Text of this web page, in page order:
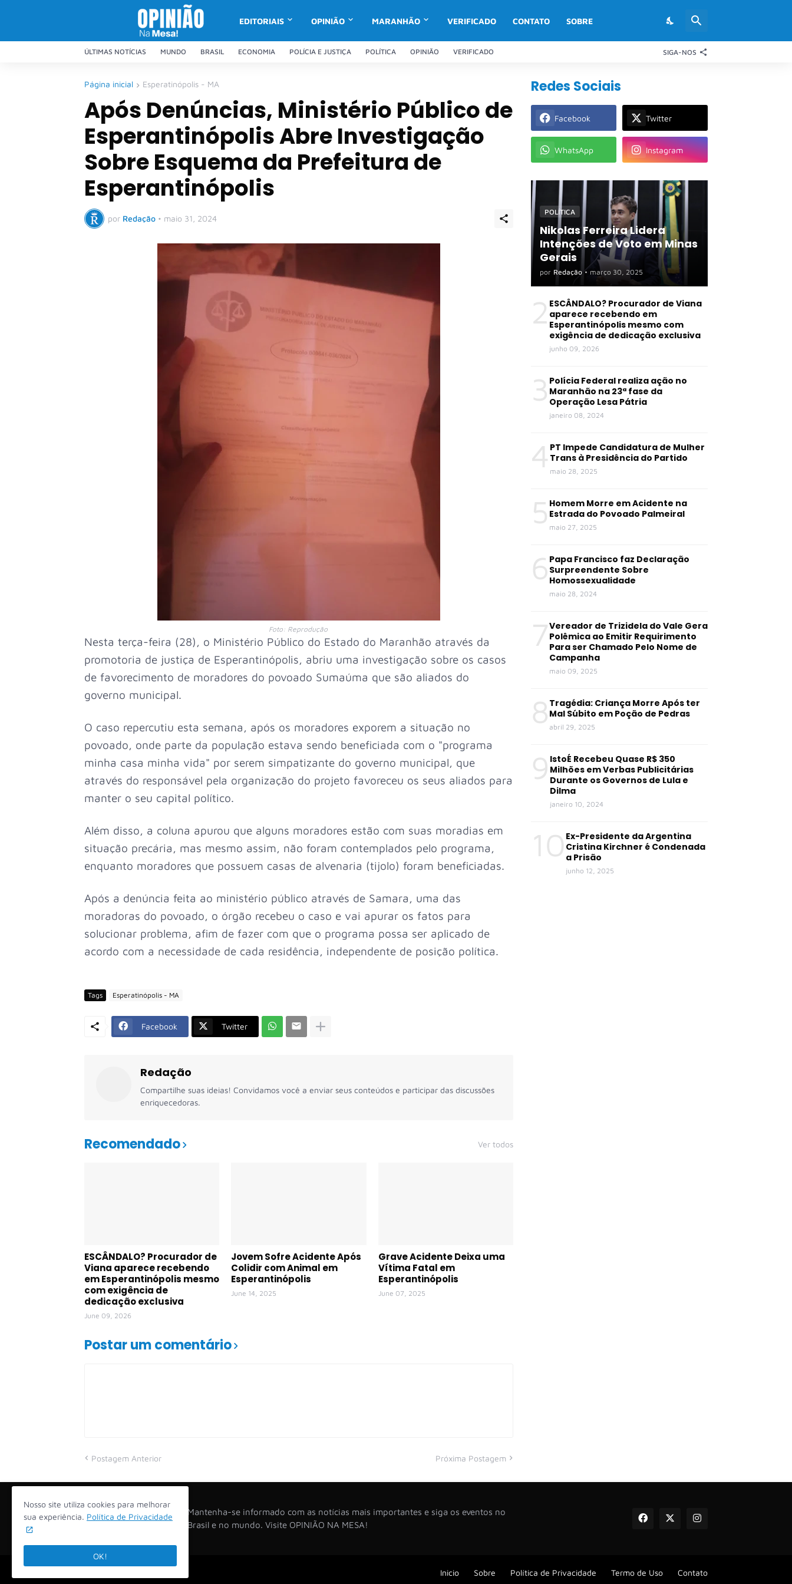
EDITORIAIS OPINIÃO MARANHÃO VERIFICADO CONTATO SOBRE
ÚLTIMAS NOTÍCIAS MUNDO BRASIL ECONOMIA POLÍCIA E JUSTIÇA POLÍTICA OPINIÃO VERIFICADO SIGA-NOS
Página inicial Esperatinópolis - MA
Após Denúncias, Ministério Público de
Esperantinópolis Abre Investigação
Sobre Esquema da Prefeitura de
Esperantinópolis
por Redação • maio 31, 2024
Foto: Reprodução
Nesta terça-feira (28), o Ministério Público do Estado do Maranhão através da
promotoria de justiça de Esperantinópolis, abriu uma investigação sobre os casos
de favorecimento de moradores do povoado Sumaúma que são aliados do
governo municipal.
O caso repercutiu esta semana, após os moradores exporem a situação no
povoado, onde parte da população estava sendo beneficiada com o "programa
minha casa minha vida" por serem simpatizante do governo municipal, que
através do responsável pela organização do projeto favoreceu os seus aliados para
manter o seu capital político.
Além disso, a coluna apurou que alguns moradores estão com suas moradias em
situação precária, mas mesmo assim, não foram contemplados pelo programa,
enquanto moradores que possuem casas de alvenaria (tijolo) foram beneficiadas.
Após a denúncia feita ao ministério público através de Samara, uma das
moradoras do povoado, o órgão recebeu o caso e vai apurar os fatos para
solucionar problema, afim de fazer com que o programa possa ser aplicado de
acordo com a necessidade de cada residência, independente de posição política.
Tags Esperatinópolis - MA
Facebook Twitter
Redação
Compartilhe suas ideias! Convidamos você a enviar seus conteúdos e participar das discussões
enriquecedoras.
Recomendado Ver todos
ESCÂNDALO? Procurador de
Viana aparece recebendo
em Esperantinópolis mesmo
com exigência de
dedicação exclusiva
June 09, 2026
Jovem Sofre Acidente Após
Colidir com Animal em
Esperantinópolis
June 14, 2025
Grave Acidente Deixa uma
Vítima Fatal em
Esperantinópolis
June 07, 2025
Postar um comentário
Postagem Anterior Próxima Postagem
Redes Sociais
Facebook Twitter
WhatsApp Instagram
POLÍTICA
Nikolas Ferreira Lidera
Intenções de Voto em Minas
Gerais
por Redação • março 30, 2025
2 ESCÂNDALO? Procurador de Viana
aparece recebendo em
Esperantinópolis mesmo com
exigência de dedicação exclusiva
junho 09, 2026
3 Polícia Federal realiza ação no
Maranhão na 23ª fase da
Operação Lesa Pátria
janeiro 08, 2024
4 PT Impede Candidatura de Mulher
Trans à Presidência do Partido
maio 28, 2025
5 Homem Morre em Acidente na
Estrada do Povoado Palmeiral
maio 27, 2025
6 Papa Francisco faz Declaração
Surpreendente Sobre
Homossexualidade
maio 28, 2024
7Vereador de Trizidela do Vale Gera
Polêmica ao Emitir Requirimento
Para ser Chamado Pelo Nome de
Campanha
maio 09, 2025
8 Tragédia: Criança Morre Após ter
Mal Súbito em Poção de Pedras
abril 29, 2025
9 IstoÉ Recebeu Quase R$ 350
Milhões em Verbas Publicitárias
Durante os Governos de Lula e
Dilma
janeiro 10, 2024
10 Ex-Presidente da Argentina
Cristina Kirchner é Condenada
a Prisão
junho 12, 2025
Mantenha-se informado com as notícias mais importantes e siga os eventos no
Brasil e no mundo. Visite OPINIÃO NA MESA!
Inicio Sobre Política de Privacidade Termo de Uso Contato
Nosso site utiliza cookies para melhorar
sua experiência. Política de Privacidade
OK!